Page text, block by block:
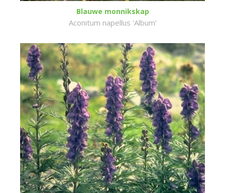
Blauwe monnikskap
Aconitum napellus 'Album'